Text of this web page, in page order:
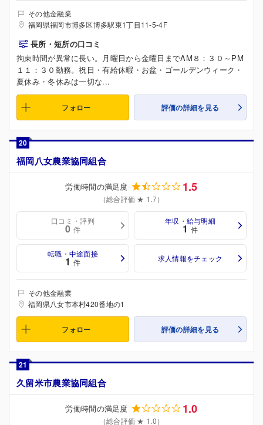
その他金融業
福岡県福岡市博多区博多駅東1丁目11-5-4F
長所・短所の口コミ
拘束時間が異常に長い。月曜日から金曜日までAM８：３０～PM
１１：３０勤務。祝日・有給休暇・お盆・ゴールデンウィーク・
夏休み・冬休みは一切な...
フォロー 評価の詳細を見る
20
福岡八女農業協同組合
労働時間の満足度 1.5
（総合評価 ★ 1.7）
口コミ・評判
0 件
年収・給与明細
1 件
転職・中途面接
1 件 求人情報をチェック
その他金融業
福岡県八女市本村420番地の1
フォロー 評価の詳細を見る
21
久留米市農業協同組合
労働時間の満足度 1.0
（総合評価 ★ 1.0）